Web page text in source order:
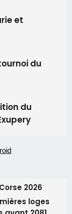
du
2026
loges
2081
corses
vendeur de